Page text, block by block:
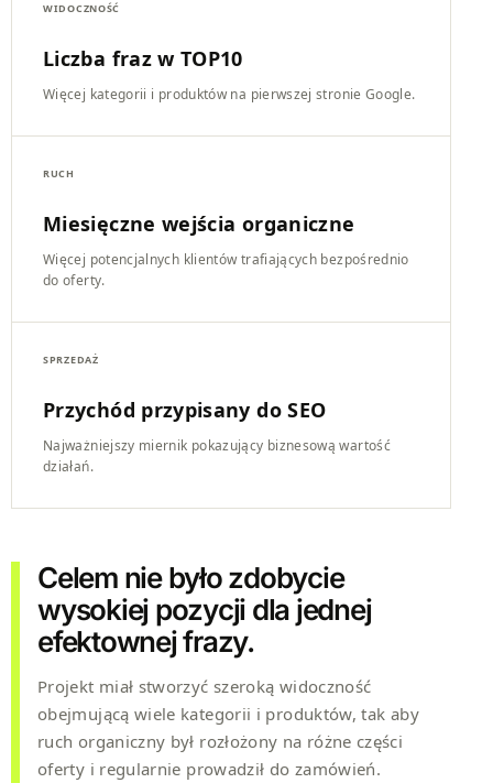
WIDOCZNOŚĆ
Liczba fraz w TOP10
Więcej kategorii i produktów na pierwszej stronie Google.
RUCH
Miesięczne wejścia organiczne
Więcej potencjalnych klientów trafiających bezpośrednio
do oferty.
SPRZEDAŻ
Przychód przypisany do SEO
Najważniejszy miernik pokazujący biznesową wartość
działań.
Celem nie było zdobycie
wysokiej pozycji dla jednej
efektownej frazy.
Projekt miał stworzyć szeroką widoczność
obejmującą wiele kategorii i produktów, tak aby
ruch organiczny był rozłożony na różne części
oferty i regularnie prowadził do zamówień.